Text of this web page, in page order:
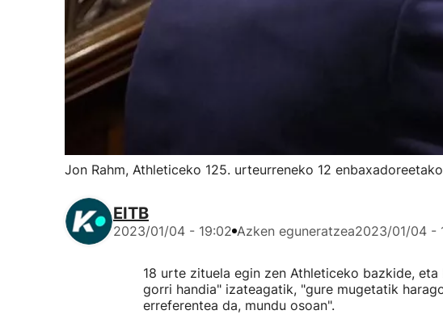
Jon Rahm, Athleticeko 125. urteurreneko 12
EITB
2023/01/04 - 19:02 Azken eguneratzea2023/01/04 -
18 urte zituela egin zen Athleticeko bazkide,
gorri handia" izateagatik, "gure mugetatik
erreferentea da, mundu osoan".